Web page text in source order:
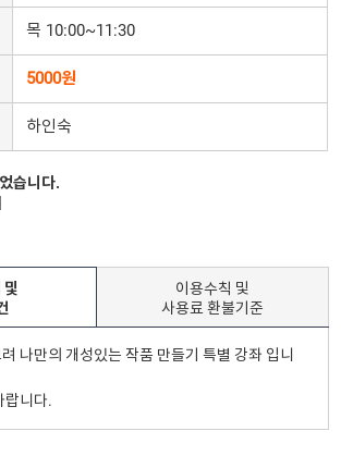
목 10:00~11:30
5000원
하인숙
습니다.
및
이용수칙 및
사용료 환불기준
나만의 개성있는 작품 만들기 특별 강좌 입니
랍니다.